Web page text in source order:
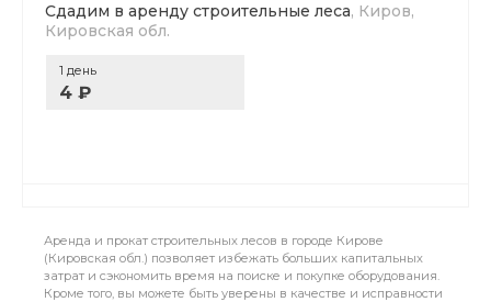
Сдадим в аренду строительные леса, Киров,
Кировская обл.
1 день
4 ₽
Аренда и прокат строительных лесов в городе Кирове
(Кировская обл.) позволяет избежать больших капитальных
затрат и сэкономить время на поиске и покупке оборудования.
Кроме того, вы можете быть уверены в качестве и исправности